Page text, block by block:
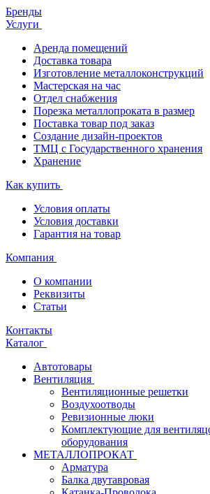
Бренды
Услуги
Аренда помещений
Доставка товара
Изготовление металлоконструкций
Мастерская на час
Отдел снабжения
Порезка металлопроката в размер
Поставка товар под заказ
Создание дизайн-проектов
ТМЦ с Государственного хранения
Хранение
Как купить
Условия оплаты
Условия доставки
Гарантия на товар
Компания
О компании
Реквизиты
Статьи
Контакты
Каталог
Автотовары
Вентиляция
Вентиляционные решетки
Воздухоотводы
Ревизионные люки
Комплектующие для
оборудования
МЕТАЛЛОПРОКАТ
Арматура
Балка двутавровая